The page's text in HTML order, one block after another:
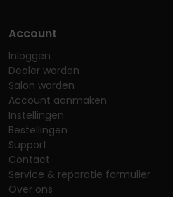
Account
Inloggen
Dealer worden
Salon worden
Account aanmaken
Instellingen
Bestellingen
Support
Contact
Service & reparatie formulier
Over ons